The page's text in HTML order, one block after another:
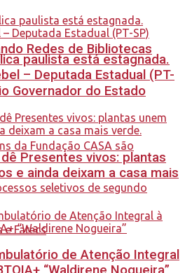
Redes de Bibliotecas
Governador do Estado
paulista está estagnada.
– Deputada Estadual (PT-
Presentes vivos: plantas
e ainda deixam a casa mais
de Atenção Integral